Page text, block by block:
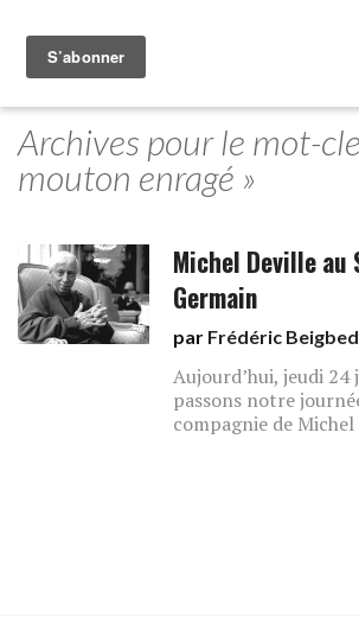
Archives pour le mot-
mouton enragé »
Michel Deville au
Germain
par Frédéric
Aujourd’hui, jeudi 24
passons notre
compagnie de Michel